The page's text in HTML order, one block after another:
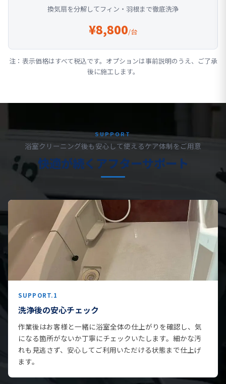
換気扇を分解してフィン・羽根まで徹底洗浄
¥8,800/台
注：表示価格はすべて税込です。オプションは事前説明のうえ、ご了承
後に施工します。
SUPPORT
浴室クリーニング後も安心して使えるケア体制をご用意
快適が続くアフターサポート
SUPPORT.1
洗浄後の安心チェック
作業後はお客様と一緒に浴室全体の仕上がりを確認し、気
になる箇所がないか丁寧にチェックいたします。細かな汚
れも見逃さず、安心してご利用いただける状態まで仕上げ
ます。